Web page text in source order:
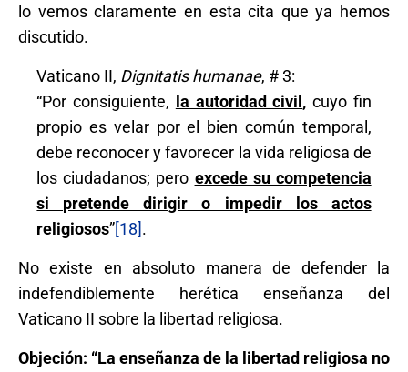
lo vemos claramente en esta cita que ya hemos
discutido.
Vaticano II, Dignitatis humanae, # 3:
“Por consiguiente, la autoridad civil, cuyo fin
propio es velar por el bien común temporal,
debe reconocer y favorecer la vida religiosa de
los ciudadanos; pero excede su competencia
si pretende dirigir o impedir los actos
religiosos”[18].
No existe en absoluto manera de defender la
indefendiblemente herética enseñanza del
Vaticano II sobre la libertad religiosa.
Objeción: “La enseñanza de la libertad religiosa no